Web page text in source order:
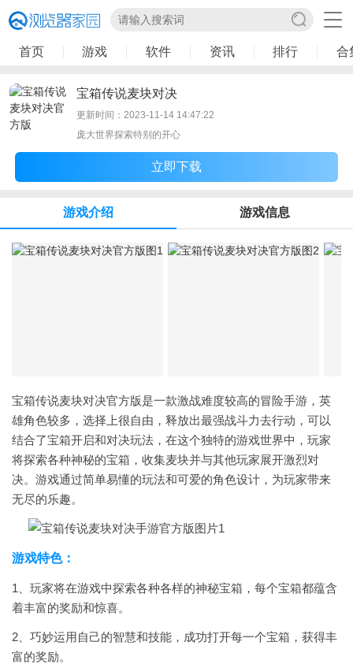
首页 游戏 软件 资讯 排行 合
宝箱传说麦块对决
更新时间：2023-11-14 14:47:22
庞大世界探索特别的开心
立即下载
游戏介绍 游戏信息
宝箱传说麦块对决官方版是一款激战难度较高的冒险手游，英
雄角色较多，选择上很自由，释放出最强战斗力去行动，可以
结合了宝箱开启和对决玩法，在这个独特的游戏世界中，玩家
将探索各种神秘的宝箱，收集麦块并与其他玩家展开激烈对
决。游戏通过简单易懂的玩法和可爱的角色设计，为玩家带来
无尽的乐趣。
游戏特色：
1、玩家将在游戏中探索各种各样的神秘宝箱，每个宝箱都蕴含
着丰富的奖励和惊喜。
2、巧妙运用自己的智慧和技能，成功打开每一个宝箱，获得丰
富的奖励。